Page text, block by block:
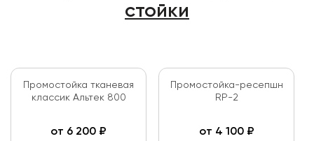
стойки
Промостойка тканевая
классик Альтек 800
от 6 200 ₽
Промостойка-ресепшн
RP-2
от 4 100₽